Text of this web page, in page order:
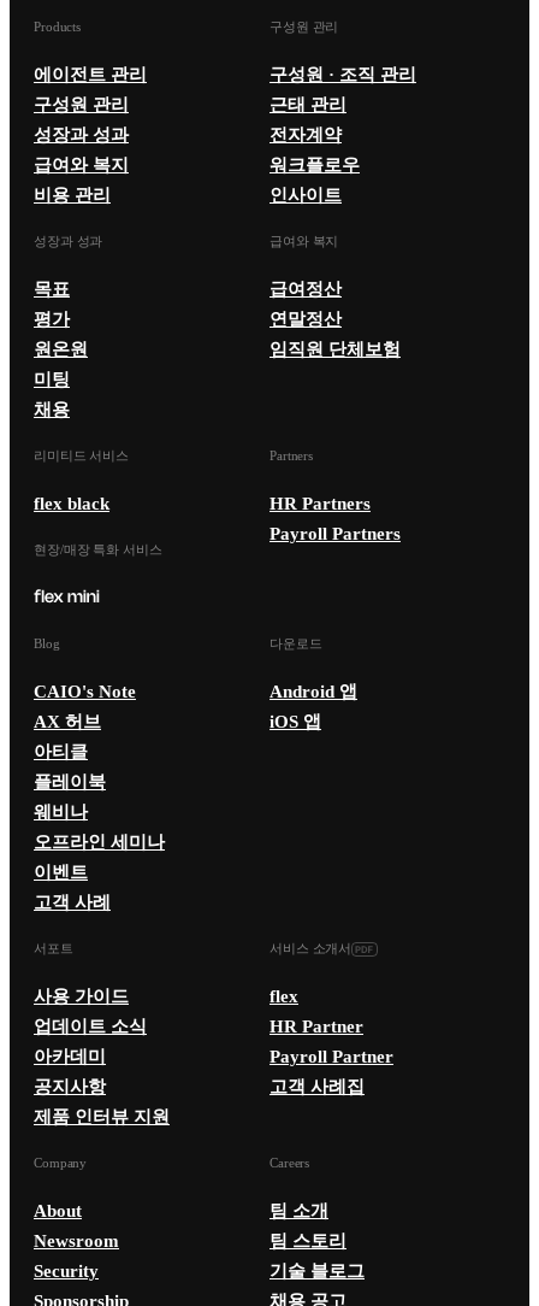
Products
에이전트 관리
구성원 관리
성장과 성과
급여와 복지
비용 관리
구성원 관리
구성원 · 조직 관리
근태 관리
전자계약
워크플로우
인사이트
성장과 성과
목표
평가
원온원
미팅
채용
급여와 복지
급여정산
연말정산
임직원 단체보험
리미티드 서비스
flex black
현장/매장 특화 서비스
Partners
HR Partners
Payroll Partners
Blog
CAIO's Note
AX 허브
아티클
플레이북
웨비나
오프라인 세미나
이벤트
고객 사례
다운로드
Android 앱
iOS 앱
서포트
사용 가이드
업데이트 소식
아카데미
공지사항
제품 인터뷰 지원
서비스 소개서
flex
HR Partner
Payroll Partner
고객 사례집
Company
About
Newsroom
Security
Sponsorship
Careers
팀 소개
팀 스토리
기술 블로그
채용 공고